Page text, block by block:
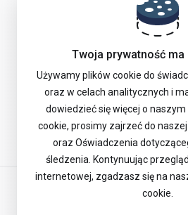
Oferta
Pomoc Techniczna
Polski
Twoja prywatność ma
Używamy plików cookie do
oraz w celach analitycznych i
dowiedzieć się więcej o
cookie, prosimy zajrzeć do
oraz Oświadczenia
śledzenia. Kontynuując
internetowej, zgadzasz się na
cookie.